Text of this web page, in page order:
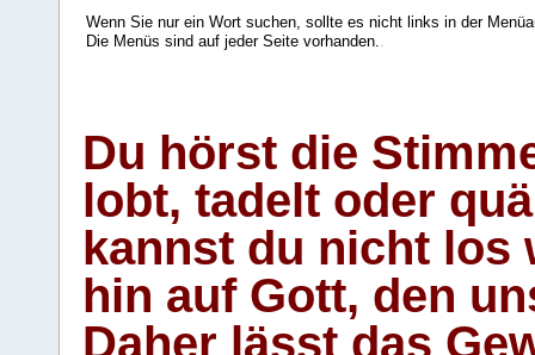
Wenn Sie nur ein Wort suchen, sollte es nicht links in der
Die Menüs sind auf jeder Seite vorhanden..
Du hörst die
lobt, tadelt oder
kannst du nicht los
hin auf Gott, den
Daher lässt das